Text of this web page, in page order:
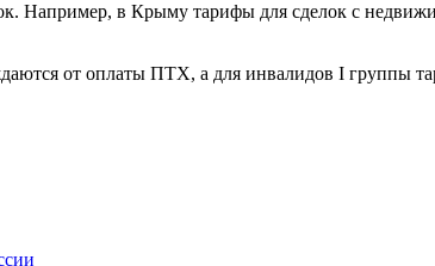
Например, в Крыму тарифы для сделок с
от оплаты ПТХ, а для инвалидов I группы